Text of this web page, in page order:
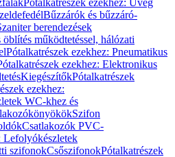
Pótalkatrészek ezekhez: Üveg
Bűzzárók és bűzzáró-
berendezések
működtetéssel, hálózati
Pótalkatrészek ezekhez: Pneumatikus
ezekhez: Elektronikus
KiegészítőkPótalkatrészek
ezekhez:
WC-khez és
Szifon
Csatlakozók PVC-
Lefolyókészletek
szifonokCsőszifonokPótalkatrészek